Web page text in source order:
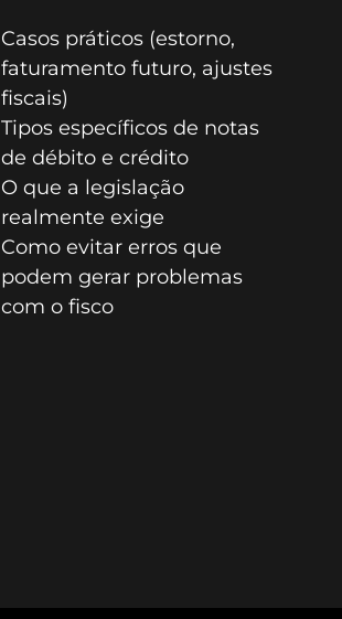
Casos práticos (estorno,
faturamento futuro, ajustes
fiscais)
Tipos específicos de notas
de débito e crédito
O que a legislação
realmente exige
Como evitar erros que
podem gerar problemas
com o fisco